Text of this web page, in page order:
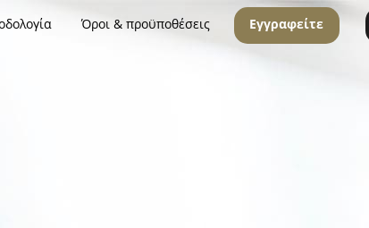
Όροι & προϋποθέσεις Εγγραφείτε